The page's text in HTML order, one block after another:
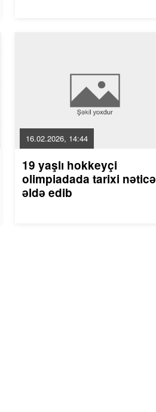
16.02.2026, 14:44
19 yaşlı hokkeyçi
olimpiadada tarixi nəticə
əldə edib